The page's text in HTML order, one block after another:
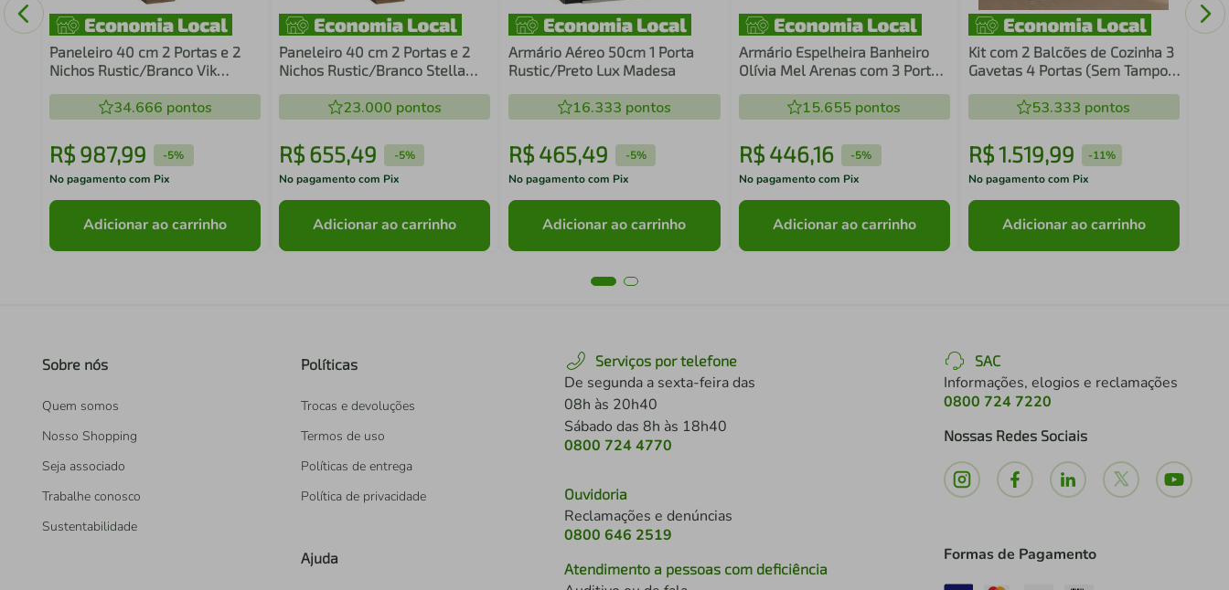
Paneleiro 40 cm 2 Portas e 2
Nichos Rustic/Branco Vik
34.666 pontos
R$ 987,99 -5%
No pagamento com Pix
Adicionar ao carrinho
Paneleiro 40 cm 2 Portas e 2
Nichos Rustic/Branco Stella
23.000 pontos
R$ 655,49 -5%
No pagamento com Pix
Adicionar ao carrinho
Armário Aéreo 50cm 1 Porta
Rustic/Preto Lux Madesa
16.333 pontos
R$465,49 -5%
No pagamento com Pix
Adicionar ao carrinho
Armário Espelheira Banheiro
Olívia Mel Arenas com 3 Portas
15.655 pontos
R$ 446,16 -5%
No pagamento com Pix
Adicionar ao carrinho
Kit com 2 Balcões de Cozinha 3
Gavetas 4 Portas (Sem Tampo e
53.333 pontos
R$1.519,99 -11%
No pagamento com Pix
Adicionar ao carrinho
Sobre nós
Quem somos
Nosso Shopping
Seja associado
Trabalhe conosco
Sustentabilidade
Políticas
Trocas e devoluções
Termos de uso
Políticas de entrega
Política de privacidade
Ajuda
Serviços por telefone
De segunda a sexta-feira das
08h às 20h40
Sábado das 8h às 18h40
0800 724 4770
Ouvidoria
Reclamações e denúncias
0800 646 2519
Atendimento a pessoas com deficiência
SAC
Informações, elogios e reclamações
0800 724 7220
Nossas Redes Sociais
Formas de Pagamento